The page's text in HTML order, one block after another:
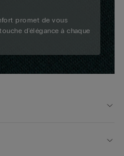
promet de vous
d'élégance à chaque